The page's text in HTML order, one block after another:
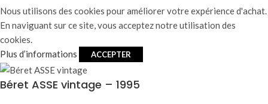
Nous utilisons des cookies pour améliorer votre expérience d'achat.
En naviguant sur ce site, vous acceptez notre utilisation des
cookies.
Plus d’informations
ACCEPTER
Béret ASSE vintage – 1995